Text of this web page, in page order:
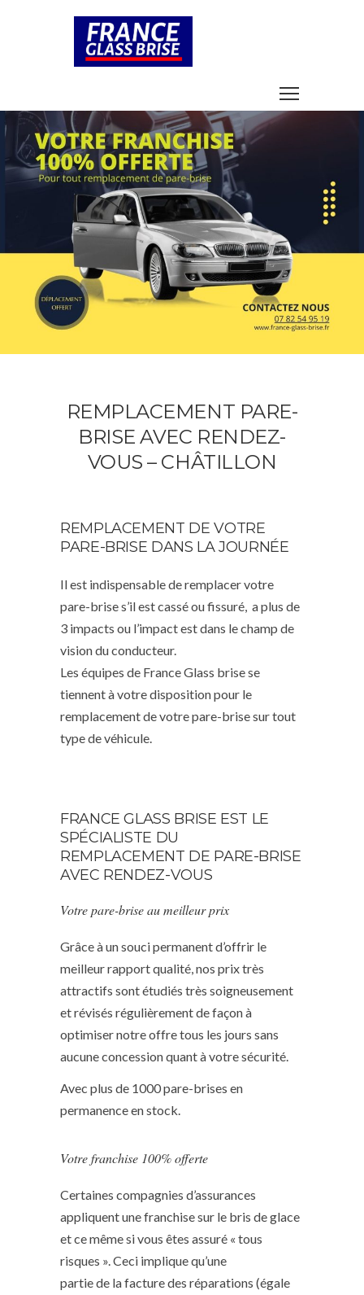
REMPLACEMENT PARE-
BRISE AVEC RENDEZ-
VOUS – CHÂTILLON
REMPLACEMENT DE VOTRE
PARE-BRISE DANS LA JOURNÉE
Il est indispensable de remplacer votre
pare-brise s’il est cassé ou fissuré, a plus de
3 impacts ou l’impact est dans le champ de
vision du conducteur.
Les équipes de France Glass brise se
tiennent à votre disposition pour le
remplacement de votre pare-brise sur tout
type de véhicule.
FRANCE GLASS BRISE EST LE
SPÉCIALISTE DU
REMPLACEMENT DE PARE-BRISE
AVEC RENDEZ-VOUS
Votre pare-brise au meilleur prix
Grâce à un souci permanent d’offrir le
meilleur rapport qualité, nos prix très
attractifs sont étudiés très soigneusement
et révisés régulièrement de façon à
optimiser notre offre tous les jours sans
aucune concession quant à votre sécurité.
Avec plus de 1000 pare-brises en
permanence en stock.
Votre franchise 100% offerte
Certaines compagnies d’assurances
appliquent une franchise sur le bris de glace
et ce même si vous êtes assuré « tous
risques ». Ceci implique qu’une
partie de la facture des réparations (égale